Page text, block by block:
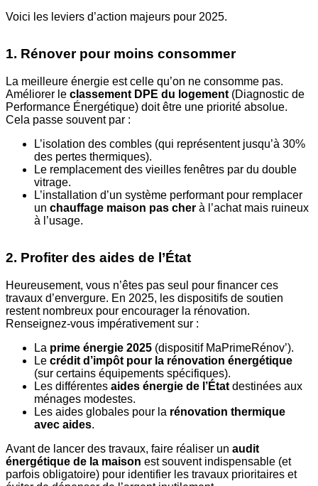
Voici les leviers d’action majeurs pour 2025.
1. Rénover pour moins consommer
La meilleure énergie est celle qu’on ne consomme pas.
Améliorer le classement DPE du logement (Diagnostic de
Performance Énergétique) doit être une priorité absolue.
Cela passe souvent par :
L’isolation des combles (qui représentent jusqu’à 30%
des pertes thermiques).
Le remplacement des vieilles fenêtres par du double
vitrage.
L’installation d’un système performant pour remplacer
un chauffage maison pas cher à l’achat mais ruineux
à l’usage.
2. Profiter des aides de l’État
Heureusement, vous n’êtes pas seul pour financer ces
travaux d’envergure. En 2025, les dispositifs de soutien
restent nombreux pour encourager la rénovation.
Renseignez-vous impérativement sur :
La prime énergie 2025 (dispositif MaPrimeRénov’).
Le crédit d’impôt pour la rénovation énergétique
(sur certains équipements spécifiques).
Les différentes aides énergie de l’État destinées aux
ménages modestes.
Les aides globales pour la rénovation thermique
avec aides.
Avant de lancer des travaux, faire réaliser un audit
énergétique de la maison est souvent indispensable (et
parfois obligatoire) pour identifier les travaux prioritaires et